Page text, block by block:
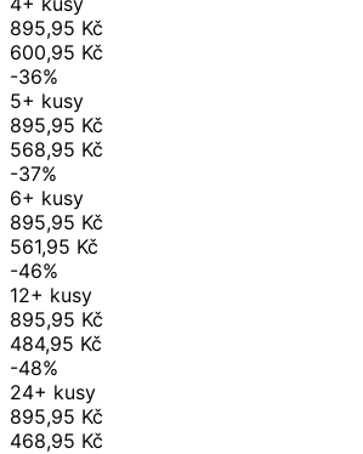
895,95 Kč
600,95 Kč
-36%
5+ kusy
895,95 Kč
568,95 Kč
-37%
6+ kusy
895,95 Kč
561,95 Kč
-46%
12+ kusy
895,95 Kč
484,95 Kč
-48%
24+ kusy
895,95 Kč
468,95 Kč